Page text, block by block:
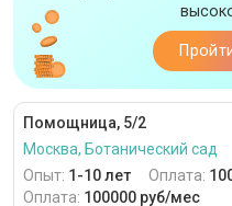
Помощница, 5/2
Москва, Ботанический сад
Опыт: 1-10 лет Оплата:
Оплата: 100000 руб/мес